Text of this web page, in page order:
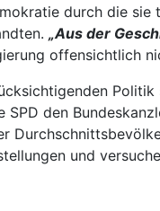
durch die
„Aus der
offensichtlich
den
und